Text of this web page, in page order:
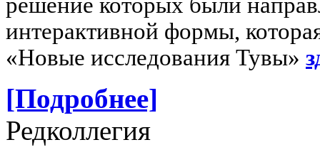
интерактивной формы,
«Новые исследования Тувы»
[Подробнее]
Редколлегия